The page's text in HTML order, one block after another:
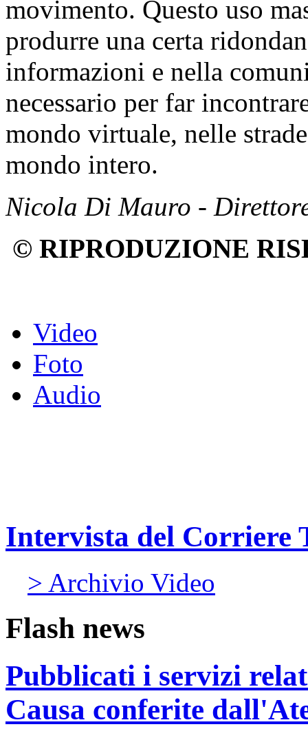
movimento. Questo uso
produrre una certa
informazioni e nella
necessario per far
mondo virtuale, nelle
mondo intero.
Nicola Di Mauro -
© RIPRODUZIONE
Video
Foto
Audio
Intervista del Corriere
> Archivio Video
Flash news
Pubblicati i servizi
Causa conferite